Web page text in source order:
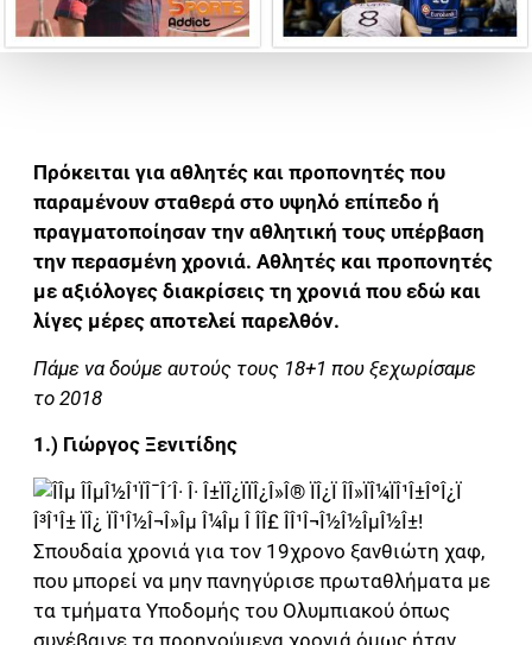
Πρόκειται για αθλητές και προπονητές που
παραμένουν σταθερά στο υψηλό επίπεδο ή
πραγματοποίησαν την αθλητική τους υπέρβαση
την περασμένη χρονιά. Αθλητές και προπονητές
με αξιόλογες διακρίσεις τη χρονιά που εδώ και
λίγες μέρες αποτελεί παρελθόν.
Πάμε να δούμε αυτούς τους 18+1 που ξεχωρίσαμε
το 2018
1.) Γιώργος Ξενιτίδης
Σπουδαία χρονιά για τον 19χρονο ξανθιώτη χαφ,
που μπορεί να μην πανηγύρισε πρωταθλήματα με
τα τμήματα Υποδομής του Ολυμπιακού όπως
συνέβαινε τα προηγούμενα χρονιά όμως ήταν